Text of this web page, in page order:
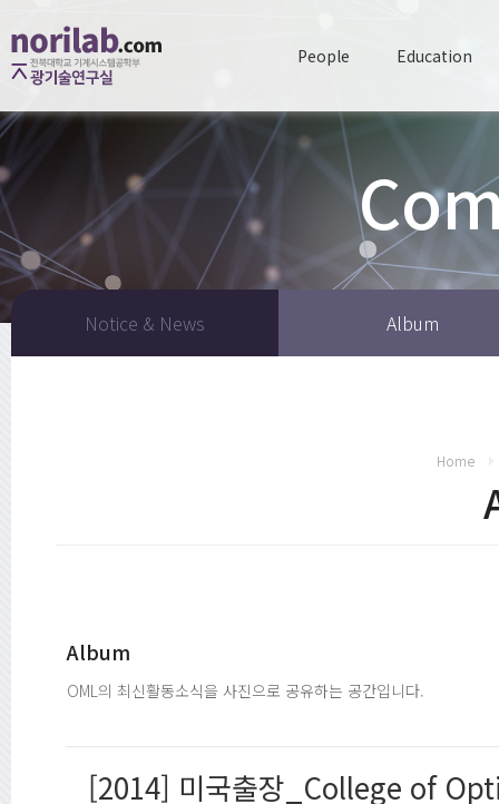
People Education
Notice & News Album
Home
Album
OML의 최신활동소식을 사진으로 공유하는 공간입니다.
[2014] 미국출장_College of